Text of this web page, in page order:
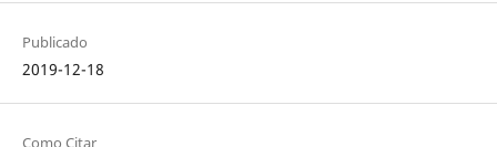
Publicado
2019-12-18
Como Citar